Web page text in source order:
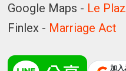
Google Maps - Le
Finlex - Marriage Act
加